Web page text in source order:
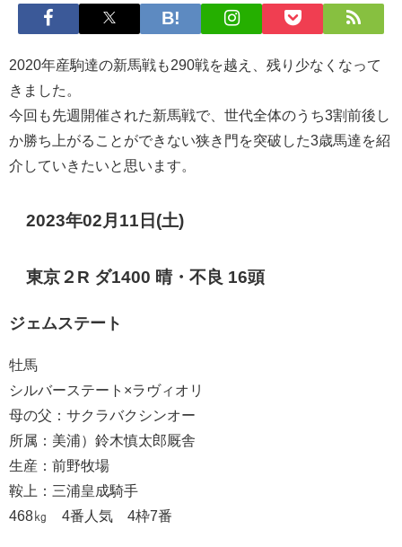
2020年産駒達の新馬戦も290戦を越え、残り少なくなって
きました。
今回も先週開催された新馬戦で、世代全体のうち3割前後し
か勝ち上がることができない狭き門を突破した3歳馬達を紹
介していきたいと思います。
2023年02月11日(土)
東京２R ダ1400 晴・不良 16頭
ジェムステート
牡馬
シルバーステート×ラヴィオリ
母の父：サクラバクシンオー
所属：美浦）鈴木慎太郎厩舎
生産：前野牧場
鞍上：三浦皇成騎手
468㎏ 4番人気 4枠7番